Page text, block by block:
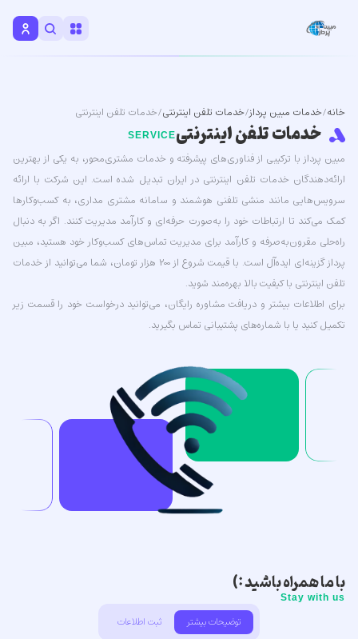
خانه/خدمات مبین پرداز/خدمات تلفن اینترنتی/ خدمات تلفن اینترنتی
خدمات تلفن اینترنتیSERVICE
مبین پرداز با ترکیبی از فناوری‌های پیشرفته و خدمات مشتری‌محور، به یکی از بهترین
ارائه‌دهندگان خدمات تلفن اینترنتی در ایران تبدیل شده است. این شرکت با ارائه
سرویس‌هایی مانند منشی تلفنی هوشمند و سامانه مشتری مداری، به کسب‌وکارها
کمک می‌کند تا ارتباطات خود را به‌صورت حرفه‌ای و کارآمد مدیریت کنند. اگر به دنبال
راه‌حلی مقرون‌به‌صرفه و کارآمد برای مدیریت تماس‌های کسب‌وکار خود هستید، مبین
پرداز
گزینه‌ای ایده‌آل است. با قیمت شروع از 200 هزار تومان، شما می‌توانید از خدمات
تلفن اینترنتی با کیفیت بالا بهره‌مند شوید.
برای اطلاعات بیشتر و دریافت مشاوره رایگان، می‌توانید درخواست خود را قسمت زیر
تکمیل کنید یا با شماره‌های پشتیبانی تماس بگیرید.
با ما همراه باشید :)
Stay with us
توضیحات بیشتر ثبت اطلاعات